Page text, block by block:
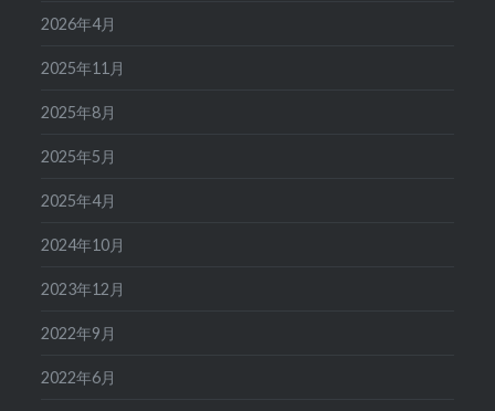
2026年4月
2025年11月
2025年8月
2025年5月
2025年4月
2024年10月
2023年12月
2022年9月
2022年6月